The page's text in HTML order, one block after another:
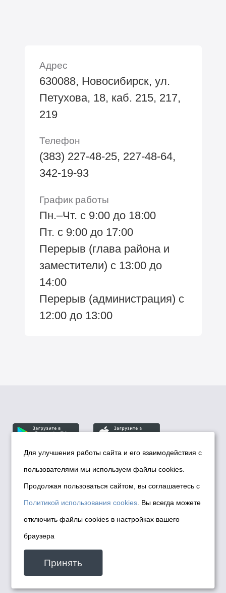
Адрес
630088, Новосибирск, ул.
Петухова, 18, каб. 215, 217,
219
Телефон
(383) 227-48-25, 227-48-64,
342-19-93
График работы
Пн.–Чт. с 9:00 до 18:00
Пт. с 9:00 до 17:00
Перерыв (глава района и
заместители) с 13:00 до
14:00
Перерыв (администрация) с
12:00 до 13:00
© Департамент информационной политики мэрии
города Новосибирска, 2026
Политика использования Cookies
Политика по обработке персональных
данных в информационных системах
мэрии города Новосибирска
Техническая поддержка сайта -
malinchukvl@mail.ru
Для улучшения работы сайта и его взаимодействия с
пользователями мы используем файлы cookies.
Продолжая пользоваться сайтом, вы соглашаетесь с
Политикой использования cookies . Вы всегда можете
отключить файлы cookies в настройках вашего
браузера
Принять